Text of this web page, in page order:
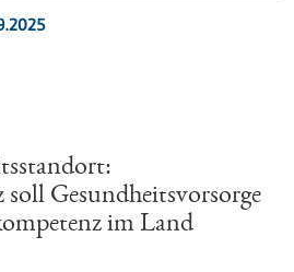
Gesundheitsvorsorge
im Land